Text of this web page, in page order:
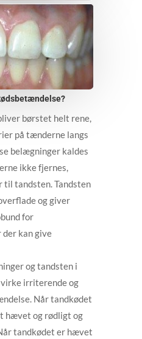
børstet helt rene,
på tænderne langs
belægninger kaldes
ikke fjernes,
til tandsten. Tandsten
og giver
for
kan give
og tandsten i
irriterende og
Når tandkødet
hævet og rødligt og
tandkødet er hævet